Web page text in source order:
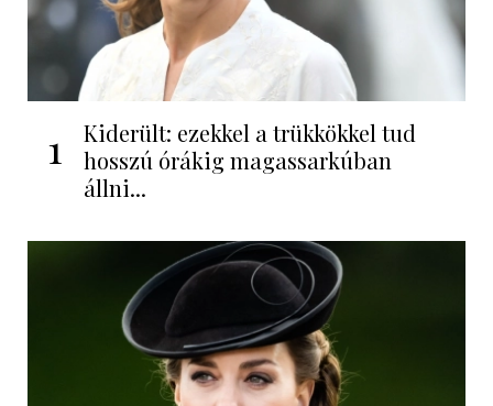
1
Kiderült: ezekkel a trükkökkel tud
hosszú órákig magassarkúban
állni...